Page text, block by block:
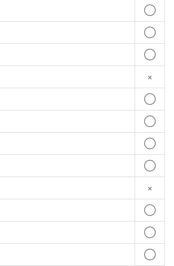
◯
◯
◯
×
◯
◯
◯
◯
×
◯
◯
◯